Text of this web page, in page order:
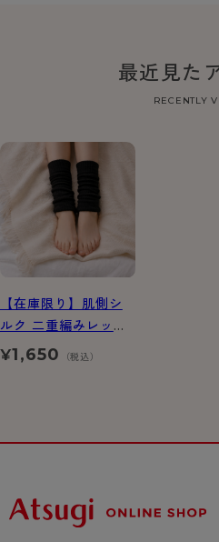
最近見た
RECENTLY
【在庫限り】肌側シ
ルク 二重編みレッグ
ウォーマー 35cm丈
¥1,650 （税込）